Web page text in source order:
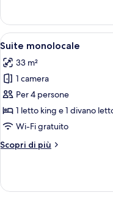
letto
1
camera
da
Apri
tutte
le
foto
per
Suite
monolocale
4
Suite monolocale
33 m²
1 camera
Per 4 persone
1 letto king e 1 divano
Wi-Fi gratuito
Scopri di più
Altri
monolocale